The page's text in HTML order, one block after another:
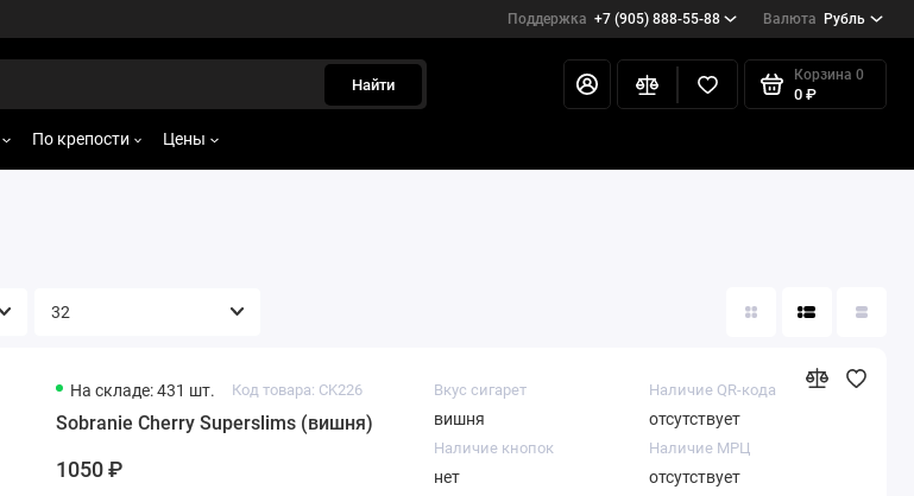
Поддержка +7 (905) 888-55-88 Валюта Рубль
Найти
Корзина 0
0 ₽
По крепости Цены
На складе: 431 шт. Код товара: CK226
Sobranie Cherry Superslims (вишня)
1050 ₽
Вкус сигарет
вишня
Наличие QR-кода
отсутствует
Наличие кнопок
нет
Наличие МРЦ
отсутствует